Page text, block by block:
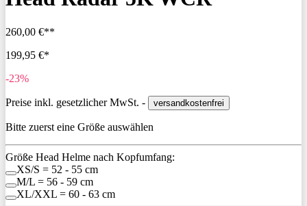
260,00 €**
199,95 €*
-23%
Preise inkl. gesetzlicher MwSt. - versandkostenfrei
Bitte zuerst eine Größe auswählen
Größe Head Helme nach Kopfumfang:
XS/S = 52 - 55 cm
M/L = 56 - 59 cm
XL/XXL = 60 - 63 cm